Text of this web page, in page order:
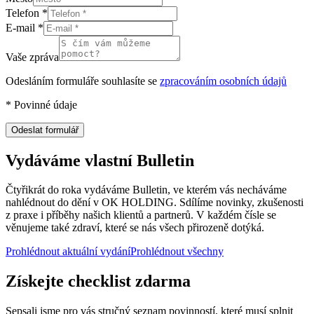
Telefon *
E-mail *
Vaše zpráva
Odesláním formuláře souhlasíte se zpracováním osobních údajů
* Povinné údaje
Odeslat formulář
Vydáváme vlastní Bulletin
Čtyřikrát do roka vydáváme Bulletin, ve kterém vás necháváme
nahlédnout do dění v OK HOLDING. Sdílíme novinky, zkušenosti
z praxe i příběhy našich klientů a partnerů. V každém čísle se
věnujeme také zdraví, které se nás všech přirozeně dotýká.
Prohlédnout aktuální vydáníProhlédnout všechny
Získejte checklist zdarma
Sepsali jsme pro vás stručný seznam povinností, které musí splnit